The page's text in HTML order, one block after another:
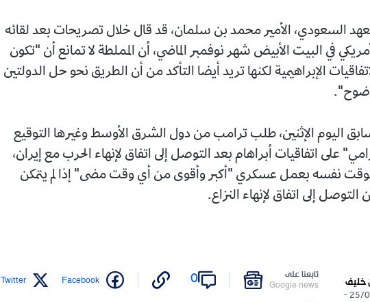
السعودي، الأمير محمد بن سلمان، قد قال خلال تصريحات بعد لقائه
في البيت الأبيض شهر نوفمبر الماضي، أن المملطة لا تمانع أن "تكون
الإبراهيمية لكنها تريد أيضا التأكد من أن الطريق نحو حل الدولتين
اليوم الإثنين، طلب ترامب من دول الشرق الأوسط وغيرها التوقيع
على اتفاقيات أبراهام بعد التوصل إلى اتفاق لإنهاء الحرب مع إيران،
نفسه بعمل عسكري "أكبر وأقوى من أي وقت مضى" إذا لم يتمكن
إلى اتفاق لإنهاء النزاع.
خليف
25/05/2026 -
تابعنا على
Google news
0
Facebook
Twitter